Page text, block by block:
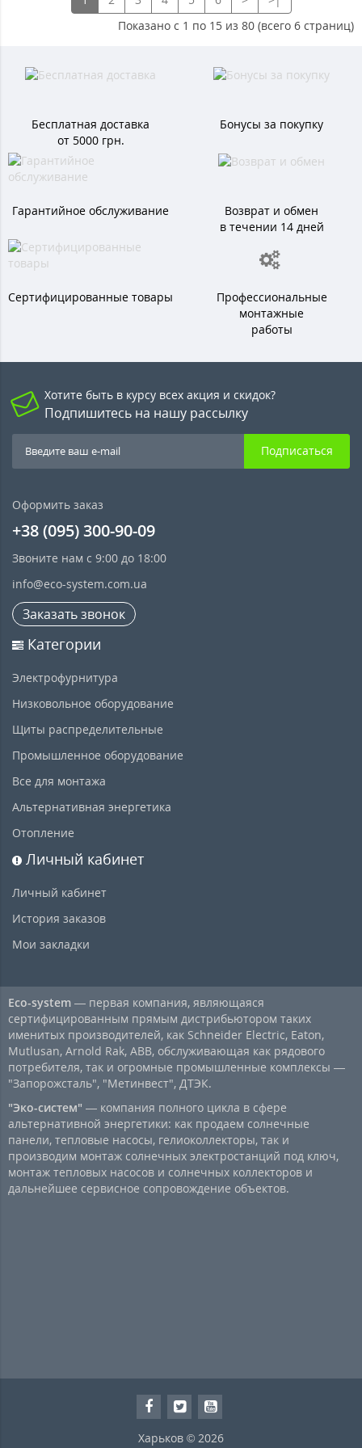
Показано с 1 по 15 из 80 (всего 6 страниц)
Бесплатная доставка
от 5000 грн.
Бонусы за покупку
Гарантийное обслуживание
Возврат и обмен
в течении 14 дней
Сертифицированные товары
Профессиональные
монтажные
работы
Хотите быть в курсу всех акция и скидок?
Подпишитесь на нашу рассылку
Подписаться
Оформить заказ
+38 (095) 300-90-09
Звоните нам с 9:00 до 18:00
info@eco-system.com.ua
Заказать звонок
Категории
Электрофурнитура
Низковольное оборудование
Щиты распределительные
Промышленное оборудование
Все для монтажа
Альтернативная энергетика
Отопление
Личный кабинет
Личный кабинет
История заказов
Мои закладки
Eco-system — первая компания, являющаяся
сертифицированным прямым дистрибьютором таких
именитых производителей, как Schneider Electric, Eaton,
Mutlusan, Arnold Rak, ABB, обслуживающая как рядового
потребителя, так и огромные промышленные комплексы —
"Запорожсталь", "Метинвест", ДТЭК.
"Эко-систем" — компания полного цикла в сфере
альтернативной энергетики: как продаем солнечные
панели, тепловые насосы, гелиоколлекторы, так и
производим монтаж солнечных электростанций под ключ,
монтаж тепловых насосов и солнечных коллекторов и
дальнейшее сервисное сопровождение объектов.
Харьков © 2026